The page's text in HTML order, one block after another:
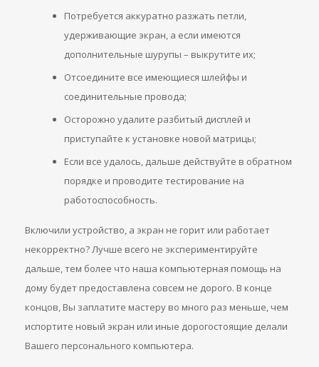
Потребуется аккуратно разжать петли,
удерживающие экран, а если имеются
дополнительные шурупы – выкрутите их;
Отсоедините все имеющиеся шлейфы и
соединительные провода;
Осторожно удалите разбитый дисплей и
приступайте к установке новой матрицы;
Если все удалось, дальше действуйте в обратном
порядке и проводите тестирование на
работоспособность.
Включили устройство, а экран не горит или работает
некорректно? Лучше всего не экспериментируйте
дальше, тем более что наша компьютерная помощь на
дому будет предоставлена совсем не дорого. В конце
концов, Вы заплатите мастеру во много раз меньше, чем
испортите новый экран или иные дорогостоящие делали
Вашего персонального компьютера.